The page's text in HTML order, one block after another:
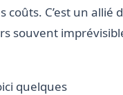
C’est un allié
souvent
quelques